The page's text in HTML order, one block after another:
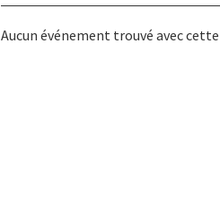
Aucun événement trouvé avec